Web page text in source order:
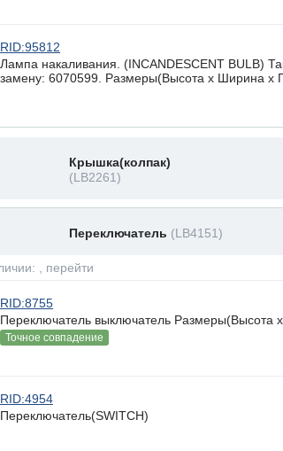
RID:95812
Лампа накаливания. (INCANDESCENT BULB)
замену: 6070599. Размеры(Высота х Ширина х
Крышка(колпак)
(LB2261)
Переключатель (LB4151)
, перейти
RID:8755
Переключатель выключатель Размеры(Высота
Точное совпадение
RID:4954
Переключатель(SWITCH)